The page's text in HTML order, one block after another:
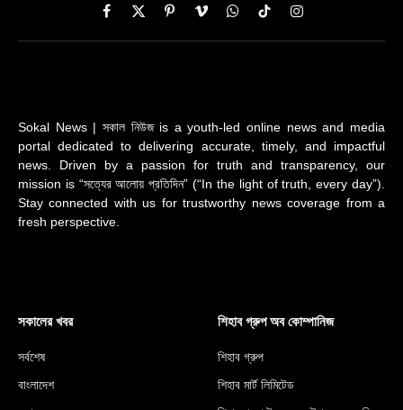
Facebook
X
(Twitter)
PinterestVimeoWhatsAppTikTokInstagram
Sokal News | সকাল নিউজ is a youth-led online news and media
portal dedicated to delivering accurate, timely, and impactful
news. Driven by a passion for truth and transparency, our
mission is “সত্যের আলোয় প্রতিদিন” (“In the light of truth, every day”).
Stay connected with us for trustworthy news coverage from a
fresh perspective.
সকালের খবর
সর্বশেষ
বাংলাদেশ
শিহাব গ্রুপ অব কোম্পানিজ
শিহাব গ্রুপ
শিহাব মার্ট লিমিটেড